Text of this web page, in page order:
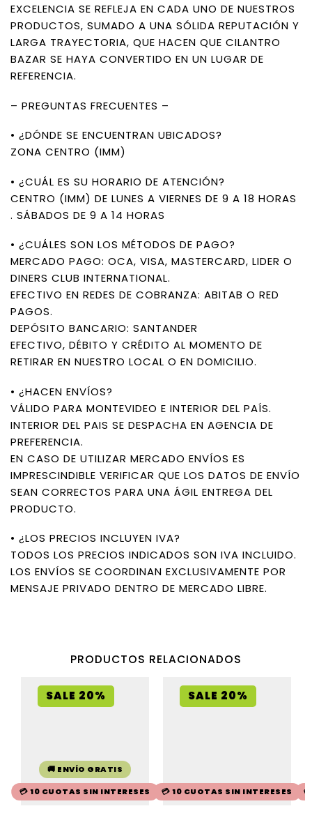
EXCELENCIA SE REFLEJA EN CADA UNO DE NUESTROS
PRODUCTOS, SUMADO A UNA SÓLIDA REPUTACIÓN Y
LARGA TRAYECTORIA, QUE HACEN QUE CILANTRO
BAZAR SE HAYA CONVERTIDO EN UN LUGAR DE
REFERENCIA.
– PREGUNTAS FRECUENTES –
• ¿DÓNDE SE ENCUENTRAN UBICADOS?
ZONA CENTRO (IMM)
• ¿CUÁL ES SU HORARIO DE ATENCIÓN?
CENTRO (IMM) DE LUNES A VIERNES DE 9 A 18 HORAS
. SÁBADOS DE 9 A 14 HORAS
• ¿CUÁLES SON LOS MÉTODOS DE PAGO?
MERCADO PAGO: OCA, VISA, MASTERCARD, LIDER O
DINERS CLUB INTERNATIONAL.
EFECTIVO EN REDES DE COBRANZA: ABITAB O RED
PAGOS.
DEPÓSITO BANCARIO: SANTANDER
EFECTIVO, DÉBITO Y CRÉDITO AL MOMENTO DE
RETIRAR EN NUESTRO LOCAL O EN DOMICILIO.
• ¿HACEN ENVÍOS?
VÁLIDO PARA MONTEVIDEO E INTERIOR DEL PAÍS.
INTERIOR DEL PAIS SE DESPACHA EN AGENCIA DE
PREFERENCIA.
EN CASO DE UTILIZAR MERCADO ENVÍOS ES
IMPRESCINDIBLE VERIFICAR QUE LOS DATOS DE ENVÍO
SEAN CORRECTOS PARA UNA ÁGIL ENTREGA DEL
PRODUCTO.
• ¿LOS PRECIOS INCLUYEN IVA?
TODOS LOS PRECIOS INDICADOS SON IVA INCLUIDO.
LOS ENVÍOS SE COORDINAN EXCLUSIVAMENTE POR
MENSAJE PRIVADO DENTRO DE MERCADO LIBRE.
PRODUCTOS RELACIONADOS
SALE 20%
🚚 ENVÍO GRATIS
💳 10 CUOTAS SIN INTERESES
SALE 20%
💳 10 CUOTAS SIN INTERESES